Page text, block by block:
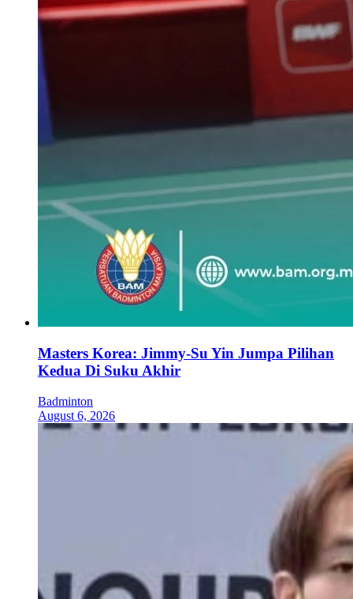
Masters Korea: Jimmy-Su Yin Jumpa Pilihan
Kedua Di Suku Akhir
Badminton
August 6, 2026